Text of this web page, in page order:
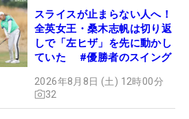
スライスが止まらない人へ！
全英女王・桑木志帆は切り返
しで「左ヒザ」を先に動かし
ていた #優勝者のスイング
2026年8月8日 (土) 12時00分
32